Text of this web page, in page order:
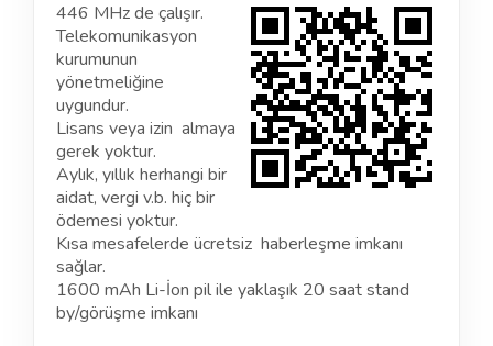
446 MHz de çalışır.
Telekomunikasyon
kurumunun
yönetmeliğine
uygundur.
Lisans veya izin almaya
gerek yoktur.
Aylık, yıllık herhangi bir
aidat, vergi v.b. hiç bir
ödemesi yoktur.
Kısa mesafelerde ücretsiz haberleşme imkanı
sağlar.
1600 mAh Li-İon pil ile yaklaşık 20 saat stand
by/görüşme imkanı